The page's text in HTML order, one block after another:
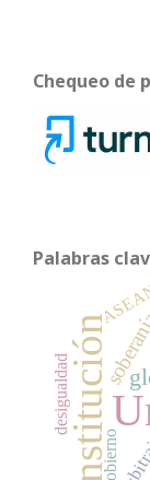
Chequeo de
Palabras
Constitución
Gobierno
desigualdad